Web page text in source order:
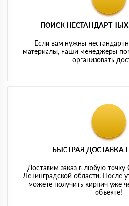
ПОИСК
Если вам нужны
материалы, наши менеджеры
организовать
БЫСТРАЯ ДОСТАВКА
Доставим заказ в любую точку
Ленинградской области. После
можете получить кирпич уже
объекте!